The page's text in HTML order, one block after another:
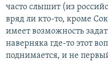
часто слышит (из
вряд ли кто-то, кроме
имеет возможность
наверняка где-то этот
поднимается, и не